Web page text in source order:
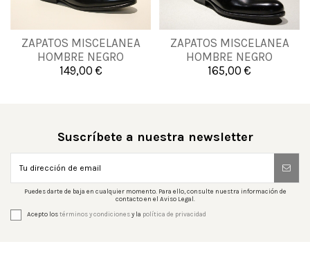
ZAPATOS MISCELANEA
HOMBRE NEGRO
149,00 €
38 39 40
41
43 44 45
ZAPATOS MISCELANEA
HOMBRE NEGRO
165,00 €
39 41 44
Añadir al carrito
Suscríbete a nuestra newsletter
Puedes darte de baja en cualquier momento. Para ello, consulte nuestra información de
contacto en el Aviso Legal.
Acepto lostérminos y condicionesy la política de privacidad